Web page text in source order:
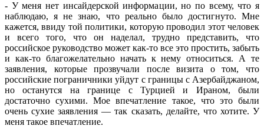
- У меня нет инсайдерской информации, но по всему, что я
наблюдаю, я не знаю, что реально было достигнуто. Мне
кажется, ввиду той политики, которую проводил этот человек
и всего того, что он наделал, трудно представить, что
российское руководство может как-то все это простить, забыть
и как-то благожелательно начать к нему относиться. А те
заявления, которые прозвучали после визита о том, что
российские пограничники уйдут с границы с Азербайджаном,
но останутся на границе с Турцией и Ираном, были
достаточно сухими. Мое впечатление такое, что это были
очень сухие заявления — так сказать, делайте, что хотите. У
меня такое впечатление.